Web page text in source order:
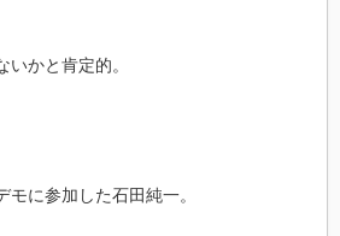
かと肯定的。
モに参加した石田純一。